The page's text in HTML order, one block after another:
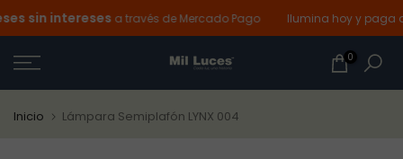
Ir
al
contenido
sin interesesa través de Mercado Pago Ilumina hoy y paga
0
Inicio Lámpara Semiplafón LYNX 004